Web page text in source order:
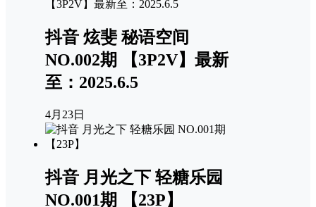
抖音 炫斐 秘语空间
NO.002期 【3P2V】最新
至：2025.6.5
4月23日
抖音 月光之下 轻糖乐园
NO.001期 【23P】